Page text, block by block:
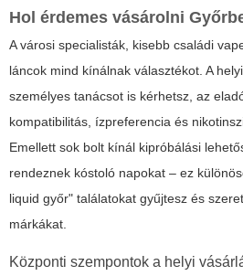
Hol érdemes vásárolni
A városi specialisták, kisebb családi
láncok mind kínálnak választékot. A
személyes tanácsot is kérhetsz, az
kompatibilitás, ízpreferencia és
Emellett sok bolt kínál kipróbálási
rendeznek kóstoló napokat – ez
liquid győr" találatokat gyűjtesz és
márkákat.
Központi szempontok a helyi